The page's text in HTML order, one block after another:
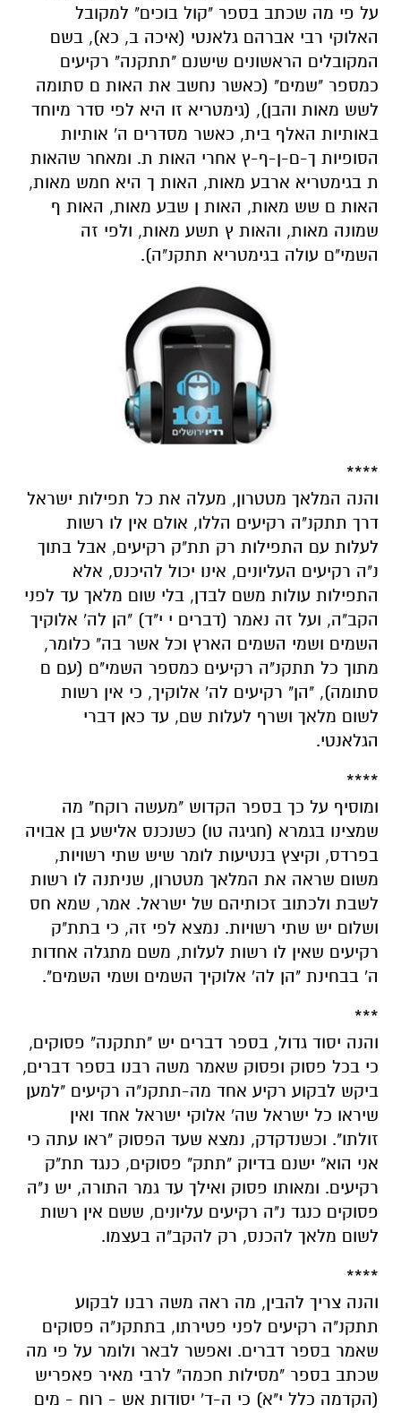
על פי מה שכתב בספר "קול בוכים" למקובל
האלוקי רבי אברהם גלאנטי (איכה ב, כא), בשם
המקובלים הראשונים שישנם "תתקנה" רקיעים
כמספר "שמים" (כאשר נחשב את האות ם סתומה
לשש מאות והבן), (גימטריא זו היא לפי סדר מיוחד
באותיות האלף בית, כאשר מסדרים ה' אותיות
הסופיות ך-ם-ן-ף-ץ אחרי האות ת. ומאחר שהאות
ת בגימטריא ארבע מאות, האות ך היא חמש מאות,
האות ם שש מאות, האות ן שבע מאות, האות ף
שמונה מאות, והאות ץ תשע מאות, ולפי זה
השמי"ם עולה בגימטריא תתקנ"ה).
****
‏והנה המלאך מטטרון, מעלה את כל תפילות ישראל
דרך תתקנ"ה רקיעים הללו, אולם אין לו רשות
לעלות עם התפילות רק תת"ק רקיעים, אבל בתוך
נ"ה רקיעים העליונים, אינו יכול להיכנס, אלא
התפילות עולות משם לבדן, בלי שום מלאך עד לפני
הקב"ה, ועל זה נאמר (דברים י י"ד) "הן לה' אלוקיך
השמים ושמי השמים הארץ וכל אשר בה" כלומר,
מתוך כל תתקנ"ה רקיעים כמספר השמי"ם (עם ם
סתומה), "הן" רקיעים לה' אלוקיך, כי אין רשות
לשום מלאך ושרף לעלות שם, עד כאן דברי
הגלאנטי.
****
ומוסיף על כך בספר הקדוש "מעשה רוקח" מה
שמצינו בגמרא (חגיגה טו) כשנכנס אלישע בן אבויה
בפרדס, וקיצץ בנטיעות לומר שיש שתי רשויות,
משום שראה את המלאך מטטרון, שניתנה לו רשות
לשבת ולכתוב זכותיהם של ישראל. אמר, שמא חס
ושלום יש שתי רשויות. נמצא לפי זה, כי בתת"ק
רקיעים שאין לו רשות לעלות, משם מתגלה אחדות
ה' בבחינת "הן לה' אלוקיך השמים ושמי השמים".
***
והנה יסוד גדול, בספר דברים יש "תתקנה" פסוקים,
כי בכל פסוק ופסוק שאמר משה רבנו בספר דברים,
ביקש לבקוע רקיע אחד מה-תתקנ"ה רקיעים "למען
שיראו כל ישראל שה' אלוקי ישראל אחד ואין
זולתו". וכשנדקדק, נמצא שעד הפסוק "ראו עתה כי
אני הוא" ישנם בדיוק "תתק" פסוקים, כנגד תת"ק
רקיעים. ומאותו פסוק ואילך עד גמר התורה, יש נ"ה
פסוקים כנגד נ"ה רקיעים עליונים, ששם אין רשות
לשום מלאך להכנס, רק להקב"ה בעצמו.
****
והנה צריך להבין, מה ראה משה רבנו לבקוע
תתקנ"ה רקיעים לפני פטירתו, בתתקנ"ה פסוקים
שאמר בספר דברים. ואפשר לבאר ולומר על פי מה
שכתב בספר "מסילות חכמה" לרבי מאיר פאפריש
(הקדמה כלל י"א) כי ה-ד' יסודות אש - רוח - מים